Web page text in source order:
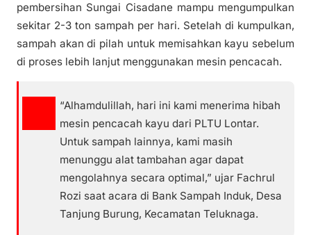
pembersihan Sungai Cisadane mampu mengumpulkan
sekitar 2-3 ton sampah per hari. Setelah di kumpulkan,
sampah akan di pilah untuk memisahkan kayu sebelum
di proses lebih lanjut menggunakan mesin pencacah.
“Alhamdulillah, hari ini kami menerima hibah
mesin pencacah kayu dari PLTU Lontar.
Untuk sampah lainnya, kami masih
menunggu alat tambahan agar dapat
mengolahnya secara optimal,” ujar Fachrul
Rozi saat acara di Bank Sampah Induk, Desa
Tanjung Burung, Kecamatan Teluknaga.